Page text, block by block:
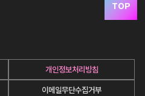
개인정보처리방침
이메일무단수집거부
TOP